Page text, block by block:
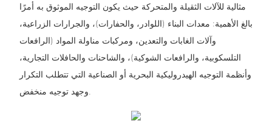
مثالية للآلات الثقيلة والمتحركة حيث يكون التوجيه الموثوق به أمرًا
بالغ الأهمية: معدات البناء (اللوادر، والحفارات)، والجرارات الزراعية،
وآلات الغابات والتعدين، ومركبات مناولة المواد (الرافعات
التلسكوبية، والرافعات الشوكية)، والشاحنات والحافلات التجارية،
وأنظمة التوجيه الهيدروليكية البحرية أو الصناعية التي تتطلب التكرار